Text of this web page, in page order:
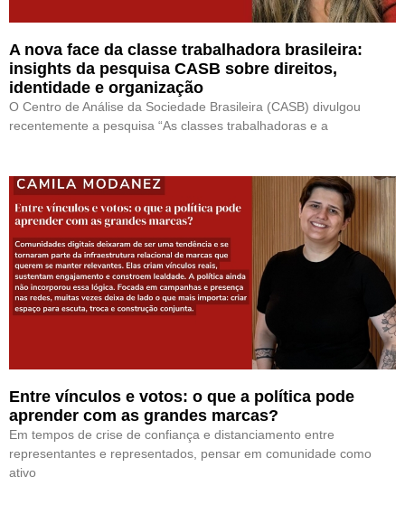
A nova face da classe trabalhadora brasileira:
insights da pesquisa CASB sobre direitos,
identidade e organização
O Centro de Análise da Sociedade Brasileira (CASB) divulgou
recentemente a pesquisa “As classes trabalhadoras e a
Entre vínculos e votos: o que a política pode
aprender com as grandes marcas?
Em tempos de crise de confiança e distanciamento entre
representantes e representados, pensar em comunidade como
ativo